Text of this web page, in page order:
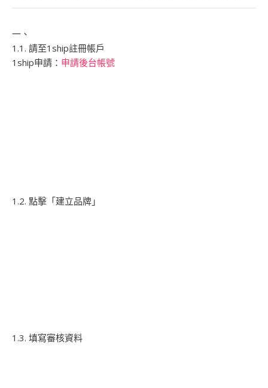
一、
1.1. 請至1ship註冊帳戶
1ship申請： 申請後台帳號
1.2. 點擊「建立品牌」
1.3. 填寫審核資料